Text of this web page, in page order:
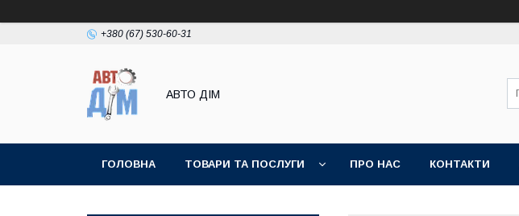
+380 (67) 530-60-31
АВТО ДIМ
ГОЛОВНА ТОВАРИ ТА ПОСЛУГИ ПРО НАС КОНТАКТИ